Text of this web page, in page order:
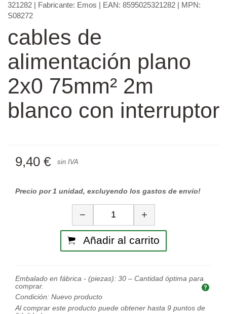
321282 | Fabricante: Emos | EAN: 8595025321282 | MPN:
S08272
cables de
alimentación plano
2x0 75mm² 2m
blanco con interruptor
9,40 € sin IVA
Precio por 1 unidad, excluyendo los gastos de envío!
Cantidad
− +
Añadir al carrito
Embalado en fábrica - (piezas): 30 – Cantidad óptima para
comprar.
Condición: Nuevo producto
Al comprar este producto puede obtener hasta 9 puntos de